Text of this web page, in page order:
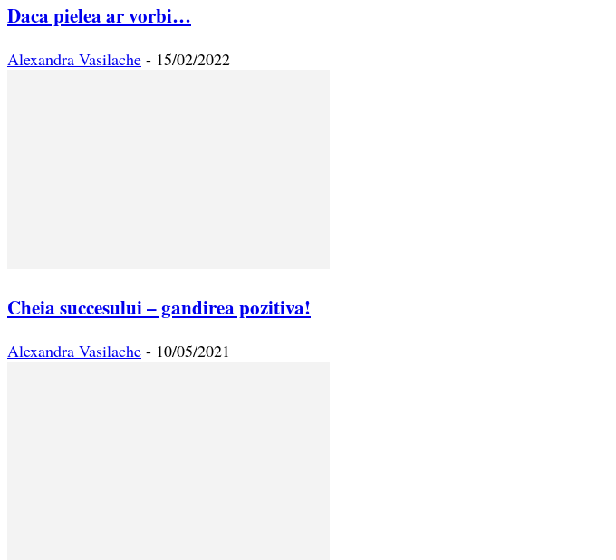
Daca pielea ar vorbi…
Alexandra Vasilache - 15/02/2022
Cheia succesului – gandirea pozitiva!
Alexandra Vasilache - 10/05/2021